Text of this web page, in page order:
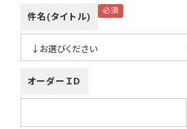
件名(タイトル)
オーダーＩＤ